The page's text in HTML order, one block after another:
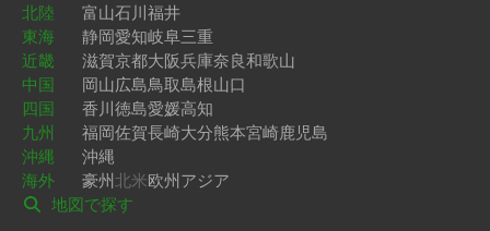
北陸
富山石川福井
東海
静岡愛知岐阜三重
近畿
滋賀京都大阪兵庫奈良和歌山
中国
岡山広島鳥取島根山口
四国
香川徳島愛媛高知
九州
福岡佐賀長崎大分熊本宮崎鹿児島
沖縄
沖縄
海外
豪州北米欧州アジア
地図で探す